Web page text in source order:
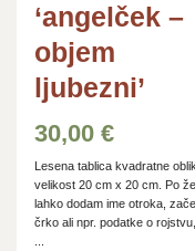
‘angelček –
objem
ljubezni’
30,00€
Lesena tablica kvadratne
velikost 20 cm x 20 cm. Po
lahko dodam ime otroka,
črko ali npr. podatke o